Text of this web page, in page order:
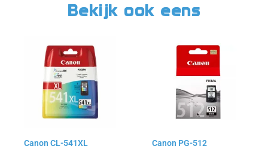
Bekijk ook eens
Canon CL-541XL Canon PG-512